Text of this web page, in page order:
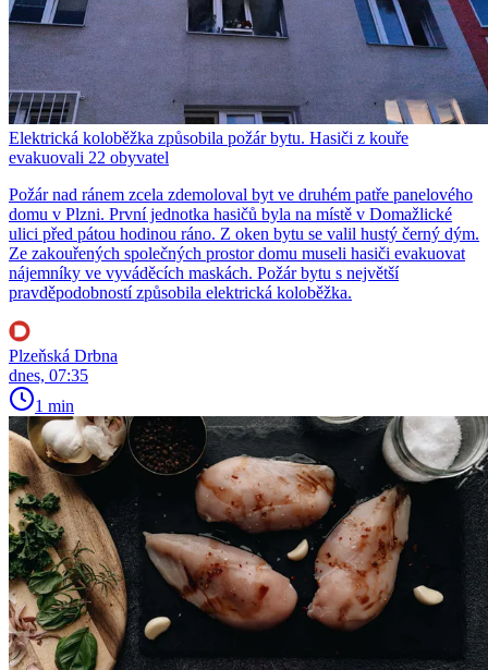
Elektrická koloběžka způsobila požár bytu. Hasiči z kouře
evakuovali 22 obyvatel
Požár nad ránem zcela zdemoloval byt ve druhém patře panelového
domu v Plzni. První jednotka hasičů byla na místě v Domažlické
ulici před pátou hodinou ráno. Z oken bytu se valil hustý černý dým.
Ze zakouřených společných prostor domu museli hasiči evakuovat
nájemníky ve vyváděcích maskách. Požár bytu s největší
pravděpodobností způsobila elektrická koloběžka.
Plzeňská Drbna
dnes, 07:35
1 min